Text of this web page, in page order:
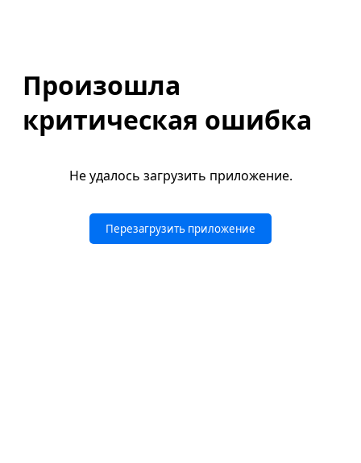
Произошла
критическая ошибка
Не удалось загрузить приложение.
Перезагрузить приложение